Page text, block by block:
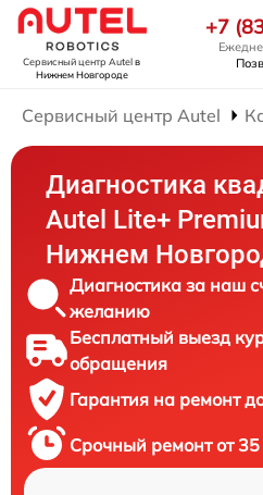
Сервисный центр Autelв
Нижнем Новгороде
+7
Сервисный центр Autel
Диагностика
Autel Lite+
Нижнем
Диагностика за наш
желанию
Бесплатный выезд
обращения
Гарантия на ремонт
Срочный ремонт от